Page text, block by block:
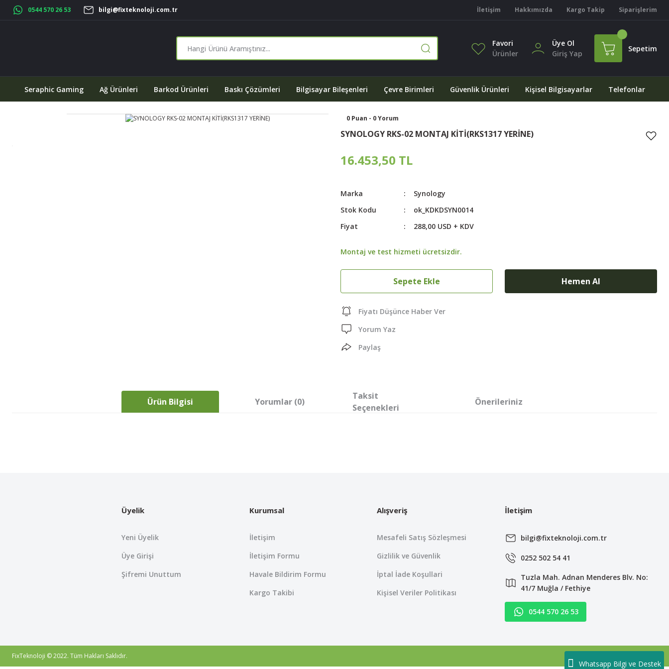
Whatsapp Bilgi ve Destek
0544 570 26 53 bilgi@fixteknoloji.com.tr İletişim Hakkımızda Kargo Takip Siparişlerim
Favori
Ürünler
Üye Ol
Giriş Yap
Sepetim
Seraphic Gaming Ağ Ürünleri Barkod Ürünleri Baskı Çözümleri Bilgisayar Bileşenleri Çevre Birimleri Güvenlik Ürünleri Kişisel Bilgisayarlar Telefonlar
0 Puan - 0 Yorum
SYNOLOGY RKS-02 MONTAJ KİTİ(RKS1317 YERİNE)
16.453,50 TL
Marka
Synology
Stok Kodu
ok_KDKDSYN0014
Fiyat
288,00 USD + KDV
Montaj ve test hizmeti ücretsizdir.
Sepete Ekle Hemen Al
Fiyatı Düşünce Haber Ver
Yorum Yaz
Paylaş
Ürün Bilgisi Yorumlar (0)
Taksit
Seçenekleri
Önerileriniz
Ürün bilgilerinde hatalar bulunuyor.
Bu ürüne benzer farklı alternatifler olmalı.
Üyelik
Yeni Üyelik
Üye Girişi
Şifremi Unuttum
Kurumsal
İletişim
İletişim Formu
Havale Bildirim Formu
Kargo Takibi
Alışveriş
Mesafeli Satış Sözleşmesi
Gizlilik ve Güvenlik
İptal İade Koşullari
Kişisel Veriler Politikası
İletişim
bilgi@fixteknoloji.com.tr
0252 502 54 41
Tuzla Mah. Adnan Menderes Blv. No:
41/7 Muğla / Fethiye
0544 570 26 53
FixTeknoloji © 2022. Tüm Hakları Saklıdır.